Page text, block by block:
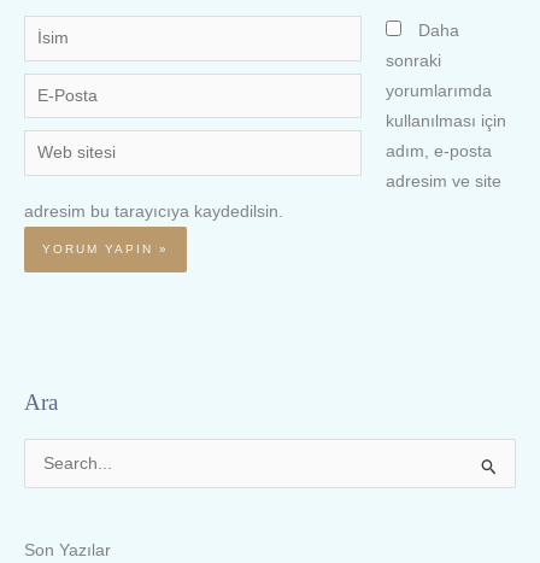
İsim
E-
Posta
Web
sitesi
Daha
sonraki
yorumlarımda
kullanılması için
adım, e-posta
adresim ve site
adresim bu tarayıcıya kaydedilsin.
Ara
Son Yazılar